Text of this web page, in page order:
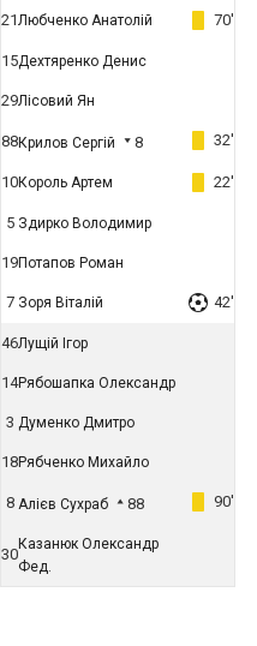
21Любченко Анатолій 70'
15Дехтяренко Денис
29Лісовий Ян
88Крилов Сергій 8 32'
10Король Артем 22'
5 Здирко Володимир
19Потапов Роман
7 Зоря Віталій 42'
46Лущій Ігор
14Рябошапка Олександр
3 Думенко Дмитро
18Рябченко Михайло
8 Алієв Сухраб 88 90'
30
Казанюк Олександр
Фед.